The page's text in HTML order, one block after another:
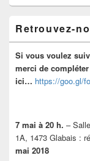
Retrouvez-
Si vous voulez
merci de
ici… https://goo.gl/
7 mai à 20 h. –
1A, 1473 Glabais :
mai 2018